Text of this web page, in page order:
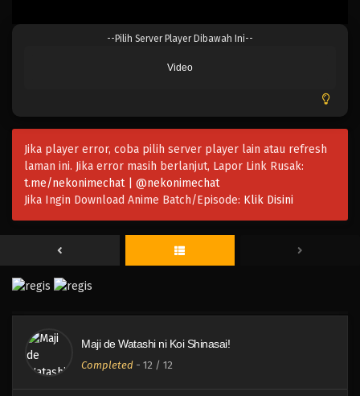
--Pilih Server Player Dibawah Ini--
Video
Jika player error, coba pilih server player lain atau refresh
laman ini. Jika error masih berlanjut, Lapor Link Rusak:
t.me/nekonimechat | @nekonimechat
Jika Ingin Download Anime Batch/Episode: Klik Disini
Maji de Watashi ni Koi Shinasai!
Completed - 12 / 12